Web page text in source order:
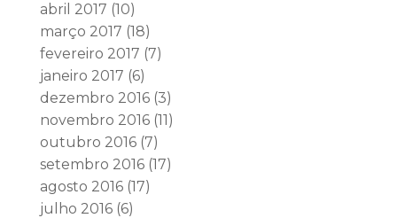
abril 2017 (10)
março 2017 (18)
fevereiro 2017 (7)
janeiro 2017 (6)
dezembro 2016(3)
novembro 2016(11)
outubro 2016(7)
setembro 2016(17)
agosto 2016(17)
julho 2016(6)